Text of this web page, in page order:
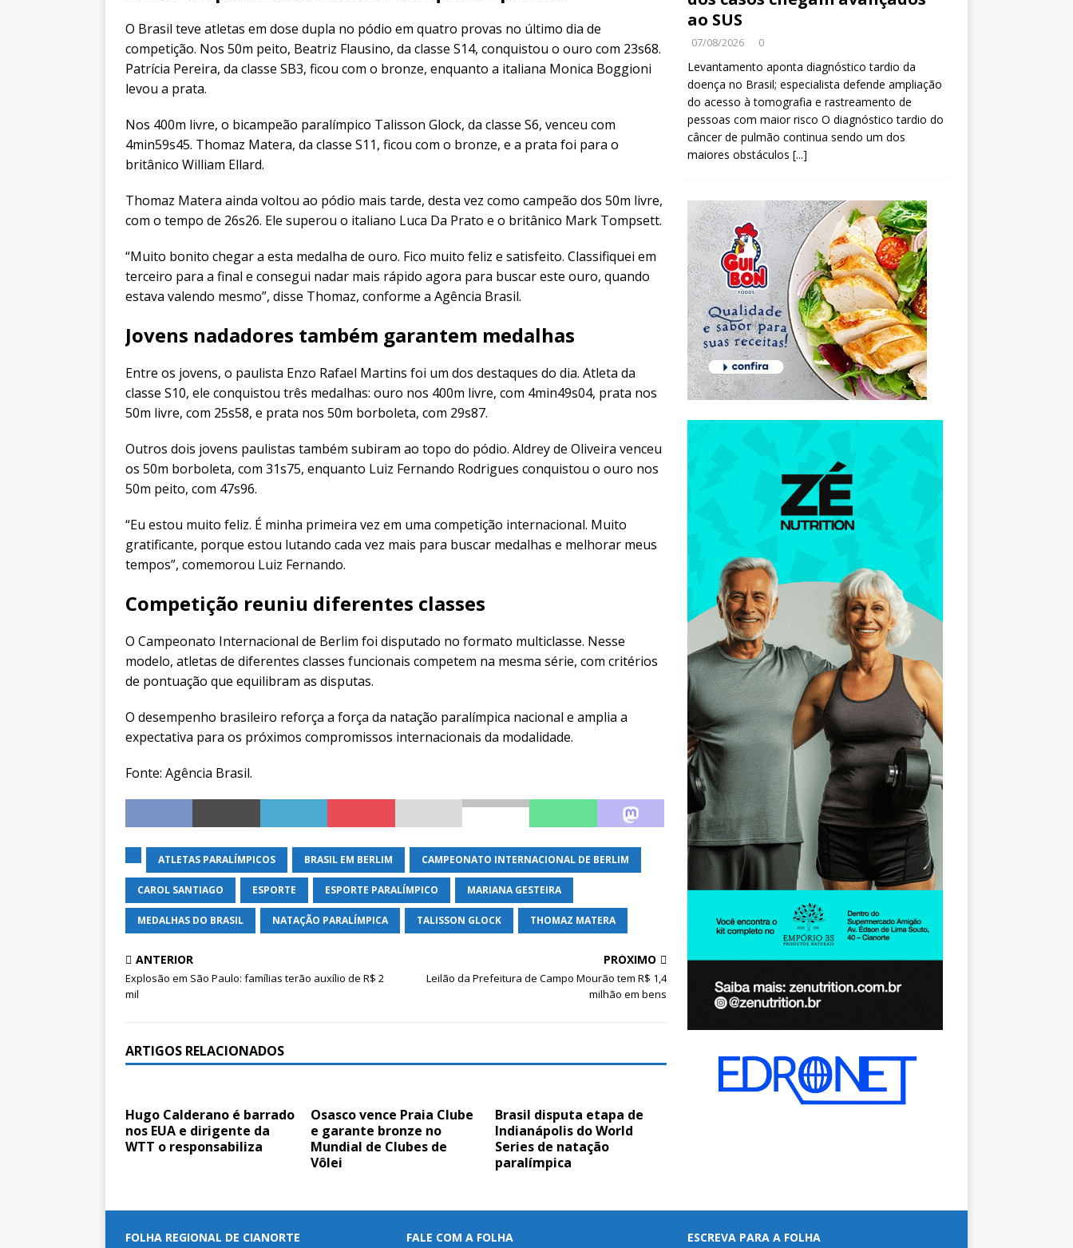
O Brasil teve atletas em dose dupla no pódio em quatro provas no último dia de
competição. Nos 50m peito, Beatriz Flausino, da classe S14, conquistou o ouro com 23s68.
Patrícia Pereira, da classe SB3, ficou com o bronze, enquanto a italiana Monica Boggioni
levou a prata.
Nos 400m livre, o bicampeão paralímpico Talisson Glock, da classe S6, venceu com
4min59s45. Thomaz Matera, da classe S11, ficou com o bronze, e a prata foi para o
britânico William Ellard.
Thomaz Matera ainda voltou ao pódio mais tarde, desta vez como campeão dos 50m livre,
com o tempo de 26s26. Ele superou o italiano Luca Da Prato e o britânico Mark Tompsett.
“Muito bonito chegar a esta medalha de ouro. Fico muito feliz e satisfeito. Classifiquei em
terceiro para a final e consegui nadar mais rápido agora para buscar este ouro, quando
estava valendo mesmo”, disse Thomaz, conforme a Agência Brasil.
Jovens nadadores também garantem medalhas
Entre os jovens, o paulista Enzo Rafael Martins foi um dos destaques do dia. Atleta da
classe S10, ele conquistou três medalhas: ouro nos 400m livre, com 4min49s04, prata nos
50m livre, com 25s58, e prata nos 50m borboleta, com 29s87.
Outros dois jovens paulistas também subiram ao topo do pódio. Aldrey de Oliveira venceu
os 50m borboleta, com 31s75, enquanto Luiz Fernando Rodrigues conquistou o ouro nos
50m peito, com 47s96.
“Eu estou muito feliz. É minha primeira vez em uma competição internacional. Muito
gratificante, porque estou lutando cada vez mais para buscar medalhas e melhorar meus
tempos”, comemorou Luiz Fernando.
Competição reuniu diferentes classes
O Campeonato Internacional de Berlim foi disputado no formato multiclasse. Nesse
modelo, atletas de diferentes classes funcionais competem na mesma série, com critérios
de pontuação que equilibram as disputas.
O desempenho brasileiro reforça a força da natação paralímpica nacional e amplia a
expectativa para os próximos compromissos internacionais da modalidade.
Fonte: Agência Brasil.
ATLETAS PARALÍMPICOS BRASIL EM BERLIM CAMPEONATO INTERNACIONAL DE BERLIM
CAROL SANTIAGO ESPORTE ESPORTE PARALÍMPICO MARIANA GESTEIRA
MEDALHAS DO BRASIL NATAÇÃO PARALÍMPICA TALISSON GLOCK THOMAZ MATERA
ANTERIOR
Explosão em São Paulo: famílias terão auxílio de R$ 2
mil
PRÓXIMO
Leilão da Prefeitura de Campo Mourão tem R$ 1,4
milhão em bens
ARTIGOS RELACIONADOS
Hugo Calderano é barrado
nos EUA e dirigente da
WTT o responsabiliza
Osasco vence Praia Clube
e garante bronze no
Mundial de Clubes de
Vôlei
Brasil disputa etapa de
Indianápolis do World
Series de natação
paralímpica
ao SUS
07/08/2026 0
Levantamento aponta diagnóstico tardio da
doença no Brasil; especialista defende ampliação
do acesso à tomografia e rastreamento de
pessoas com maior risco O diagnóstico tardio do
câncer de pulmão continua sendo um dos
maiores obstáculos [...]
FOLHA REGIONAL DE CIANORTE FALE COM A FOLHA ESCREVA PARA A FOLHA